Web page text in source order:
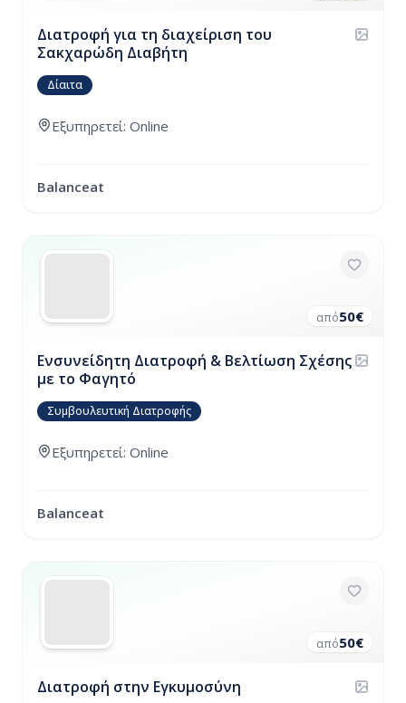
Διατροφή για τη διαχείριση του
Σακχαρώδη Διαβήτη
Δίαιτα
Εξυπηρετεί: Online
Balanceat
από50€
Ενσυνείδητη Διατροφή & Βελτίωση Σχέσης
με το Φαγητό
Συμβουλευτική Διατροφής
Εξυπηρετεί: Online
Balanceat
από50€
Διατροφή στην Εγκυμοσύνη